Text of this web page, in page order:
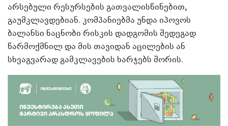
არსებული რესურსების გათვალისწინებით,
გაუმკლავდებიან. კომპანიებმა უნდა იპოვოს
ბალანსი ნაცნობი რისკის დადგომის შედეგად
წარმოქმნილ და მის თავიდან აცილების ან
სხვაგვარად გამკლავების ხარჯებს შორის.